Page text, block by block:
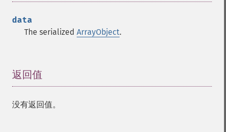
data
The serialized ArrayObject.
返回值
没有返回值。